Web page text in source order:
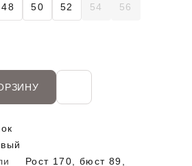
48 50 52 54 56
Рост 170, бюст 89,